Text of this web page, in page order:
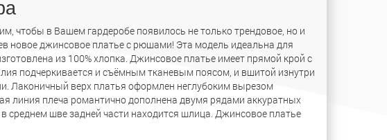
чтобы в Вашем гардеробе появилось не только трендовое, но и
новое джинсовое платье с рюшами! Эта модель идеальна для
из 100% хлопка. Джинсовое платье имеет прямой крой с
подчеркивается и съёмным тканевым поясом, и вшитой изнутри
Лаконичный верх платья оформлен неглубоким вырезом
линия плеча романтично дополнена двумя рядами аккуратных
среднем шве задней части находится шлица. Джинсовое платье